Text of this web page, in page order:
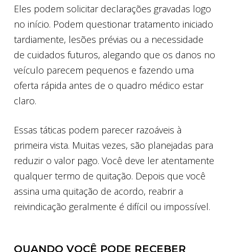
Eles podem solicitar declarações gravadas logo
no início. Podem questionar tratamento iniciado
tardiamente, lesões prévias ou a necessidade
de cuidados futuros, alegando que os danos no
veículo parecem pequenos e fazendo uma
oferta rápida antes de o quadro médico estar
claro.
Essas táticas podem parecer razoáveis à
primeira vista. Muitas vezes, são planejadas para
reduzir o valor pago. Você deve ler atentamente
qualquer termo de quitação. Depois que você
assina uma quitação de acordo, reabrir a
reivindicação geralmente é difícil ou impossível.
QUANDO VOCÊ PODE RECEBER